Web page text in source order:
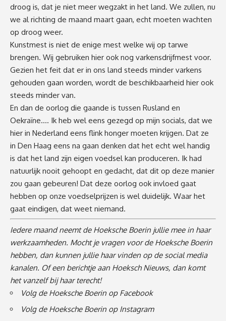
droog is, dat je niet meer wegzakt in het land. We zullen, nu
we al richting de maand maart gaan, echt moeten wachten
op droog weer.
Kunstmest is niet de enige mest welke wij op tarwe
brengen. Wij gebruiken hier ook nog varkensdrijfmest voor.
Gezien het feit dat er in ons land steeds minder varkens
gehouden gaan worden, wordt de beschikbaarheid hier ook
steeds minder van.
En dan de oorlog die gaande is tussen Rusland en
Oekraïne…. Ik heb wel eens gezegd op mijn socials, dat we
hier in Nederland eens flink honger moeten krijgen. Dat ze
in Den Haag eens na gaan denken dat het echt wel handig
is dat het land zijn eigen voedsel kan produceren. Ik had
natuurlijk nooit gehoopt en gedacht, dat dit op deze manier
zou gaan gebeuren! Dat deze oorlog ook invloed gaat
hebben op onze voedselprijzen is wel duidelijk. Waar het
gaat eindigen, dat weet niemand.
Iedere maand neemt de Hoeksche Boerin jullie mee in haar
werkzaamheden. Mocht je vragen voor de Hoeksche Boerin
hebben, dan kunnen jullie haar vinden op de social media
kanalen. Of een berichtjeaan Hoeksch Nieuws, dan komt
het vanzelf bij haar terecht!
Volg de Hoeksche Boerin op Facebook
Volg de Hoeksche Boerin op Instagram